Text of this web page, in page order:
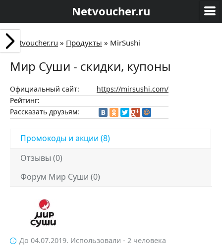
Netvoucher.ru
Netvoucher.ru » Продукты » MirSushi
Мир Суши - скидки, купоны
Официальный сайт:
https://mirsushi.com/
Рейтинг:
Рассказать друзьям:
Промокоды и акции (8)
Отзывы (0)
Форум Мир Суши (0)
До 04.07.2019. Использовали - 2 человека